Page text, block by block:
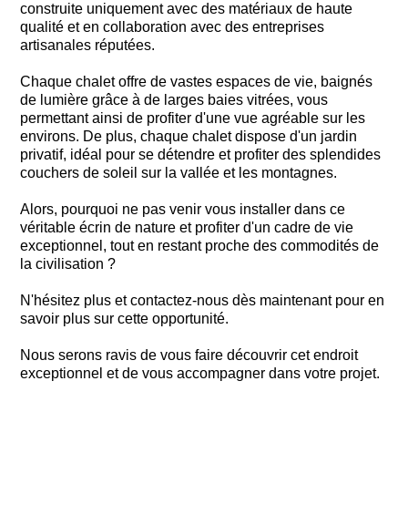
construite uniquement avec des matériaux de haute
qualité et en collaboration avec des entreprises
artisanales réputées.
Chaque chalet offre de vastes espaces de vie, baignés
de lumière grâce à de larges baies vitrées, vous
permettant ainsi de profiter d'une vue agréable sur les
environs. De plus, chaque chalet dispose d'un jardin
privatif, idéal pour se détendre et profiter des splendides
couchers de soleil sur la vallée et les montagnes.
Alors, pourquoi ne pas venir vous installer dans ce
véritable écrin de nature et profiter d'un cadre de vie
exceptionnel, tout en restant proche des commodités de
la civilisation ?
N'hésitez plus et contactez-nous dès maintenant pour en
savoir plus sur cette opportunité.
Nous serons ravis de vous faire découvrir cet endroit
exceptionnel et de vous accompagner dans votre projet.